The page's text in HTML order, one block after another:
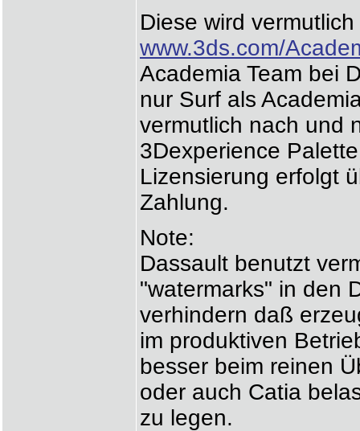
Diese wird
www.3ds.com/
Academia Team bei
nur Surf als
vermutlich nach und
3Dexperience
Lizensierung erfolgt
Zahlung.
Note:
Dassault benutzt
"watermarks" in den
verhindern daß
im produktiven
besser beim reinen
oder auch Catia
zu legen.